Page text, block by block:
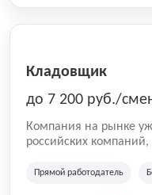
Кладовщик
до 7 200 руб./
Компания на рынке
российских
компания владеет 5
Прямой работодатель